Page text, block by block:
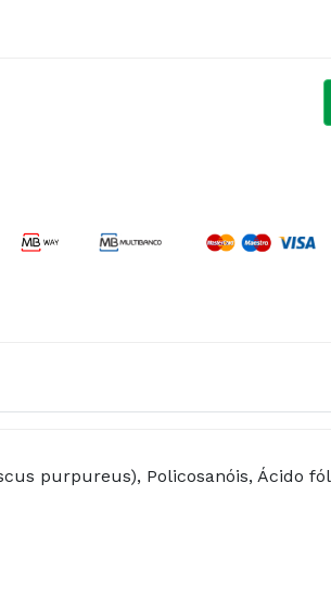
purpureus), Policosanóis, Ácido